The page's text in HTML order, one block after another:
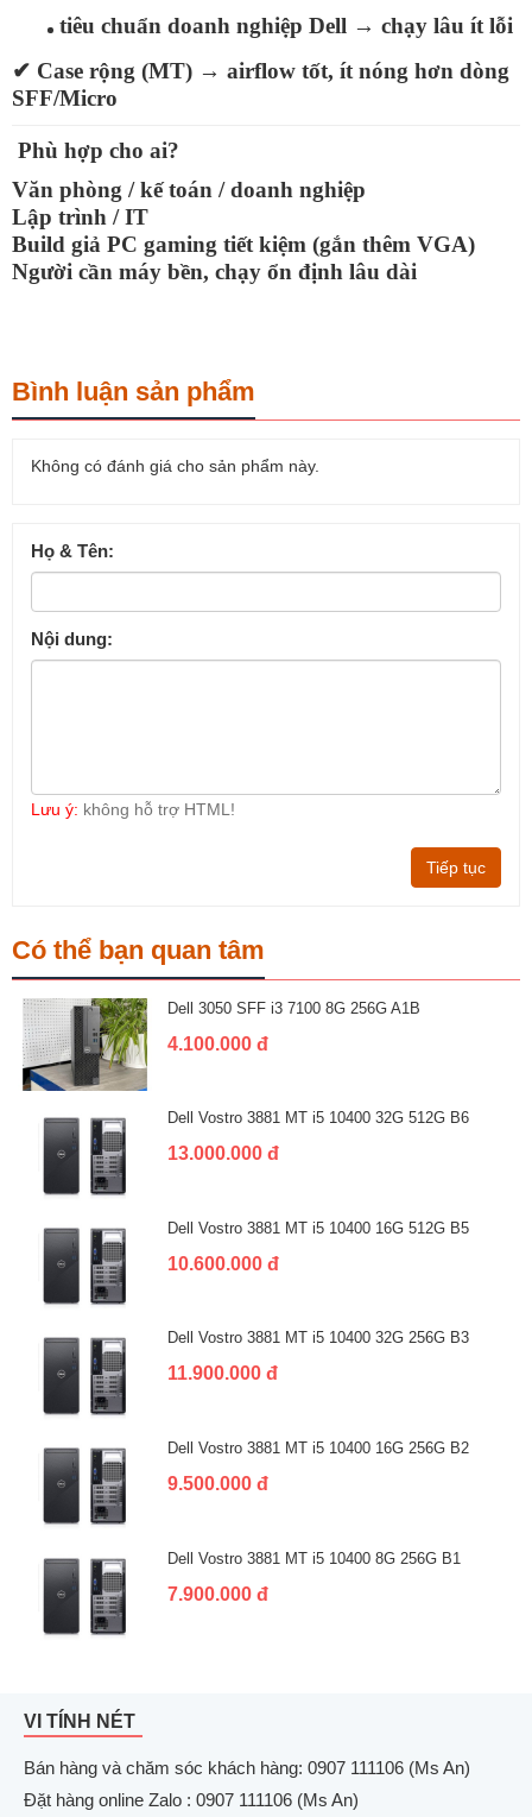
tiêu chuẩn doanh nghiệp Dell → chạy lâu ít lỗi
✔ Case rộng (MT) → airflow tốt, ít nóng hơn dòng
SFF/Micro
Phù hợp cho ai?
Văn phòng / kế toán / doanh nghiệp
Lập trình / IT
Build giả PC gaming tiết kiệm (gắn thêm VGA)
Người cần máy bền, chạy ổn định lâu dài
Bình luận sản phẩm
Không có đánh giá cho sản phẩm này.
Họ & Tên:
Nội dung:
Lưu ý: không hỗ trợ HTML!
Tiếp tục
Có thể bạn quan tâm
Dell 3050 SFF i3 7100 8G 256G A1B
4.100.000 đ
Dell Vostro 3881 MT i5 10400 32G 512G B6
13.000.000 đ
Dell Vostro 3881 MT i5 10400 16G 512G B5
10.600.000 đ
Dell Vostro 3881 MT i5 10400 32G 256G B3
11.900.000 đ
Dell Vostro 3881 MT i5 10400 16G 256G B2
9.500.000 đ
Dell Vostro 3881 MT i5 10400 8G 256G B1
7.900.000 đ
VI TÍNH NÉT
Bán hàng và chăm sóc khách hàng: 0907 111106 (Ms An)
Đặt hàng online Zalo : 0907 111106 (Ms An)